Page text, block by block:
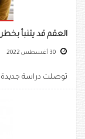
العقم قد يتنبأ
توصلت دراسة جديدة